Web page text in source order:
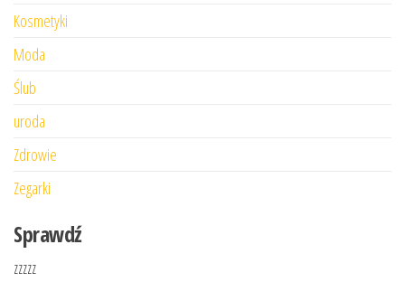
Kosmetyki
Moda
Ślub
uroda
Zdrowie
Zegarki
Sprawdź
zzzzz